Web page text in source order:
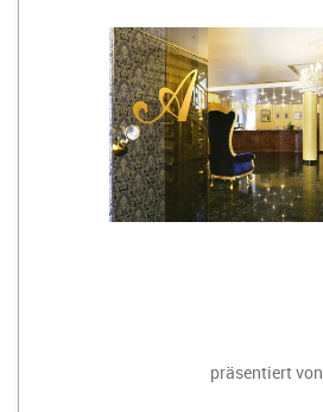
präsentiert von